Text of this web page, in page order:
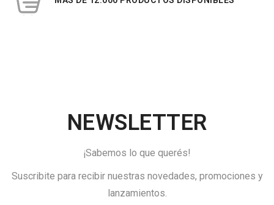
NEWSLETTER
¡Sabemos lo que querés!
Suscribite para recibir nuestras novedades, promociones y
lanzamientos.